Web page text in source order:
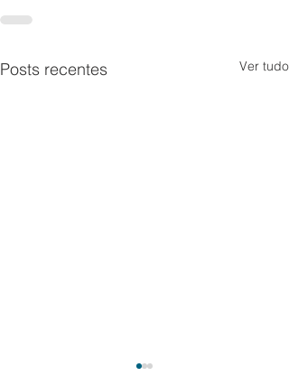
Posts recentes Ver tudo